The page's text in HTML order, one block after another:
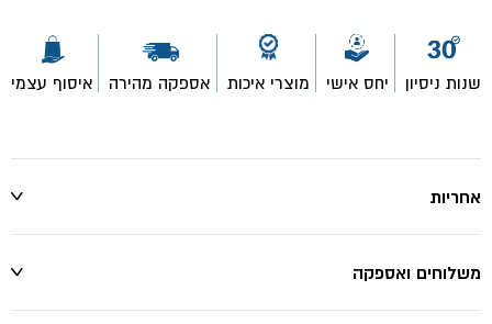
שנות ניסיון יחס אישי מוצרי איכות אספקה מהירה איסוף עצמי
אחריות
משלוחים ואספקה